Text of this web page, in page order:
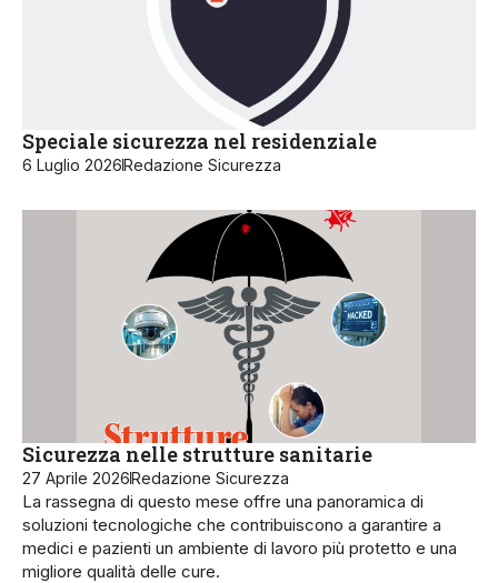
Speciale sicurezza nel residenziale
6 Luglio 2026Redazione Sicurezza
Sicurezza nelle strutture sanitarie
27 Aprile 2026Redazione Sicurezza
La rassegna di questo mese offre una panoramica di
soluzioni tecnologiche che contribuiscono a garantire a
medici e pazienti un ambiente di lavoro più protetto e una
migliore qualità delle cure.